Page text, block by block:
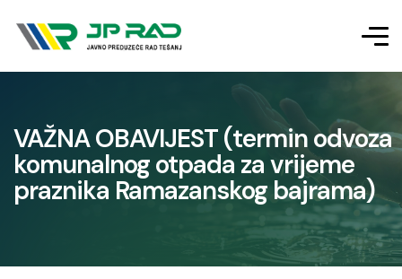
VAŽNA OBAVIJEST (termin odvoza
komunalnog otpada za vrijeme
praznika Ramazanskog bajrama)